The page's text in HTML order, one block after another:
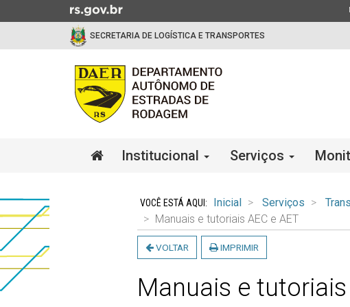
para
SECRETARIA DE LOGÍSTICA E TRANSPORTES
Institucional Serviços
do
conteúdo
Inicial Serviços
Manuais e tutoriais AEC e AET
VOLTAR IMPRIMIR
Manuais e